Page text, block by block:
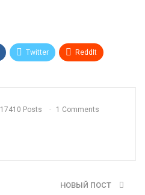
Twitter ReddIt
17410 Posts 1 Comments
НОВЫЙ ПОСТ